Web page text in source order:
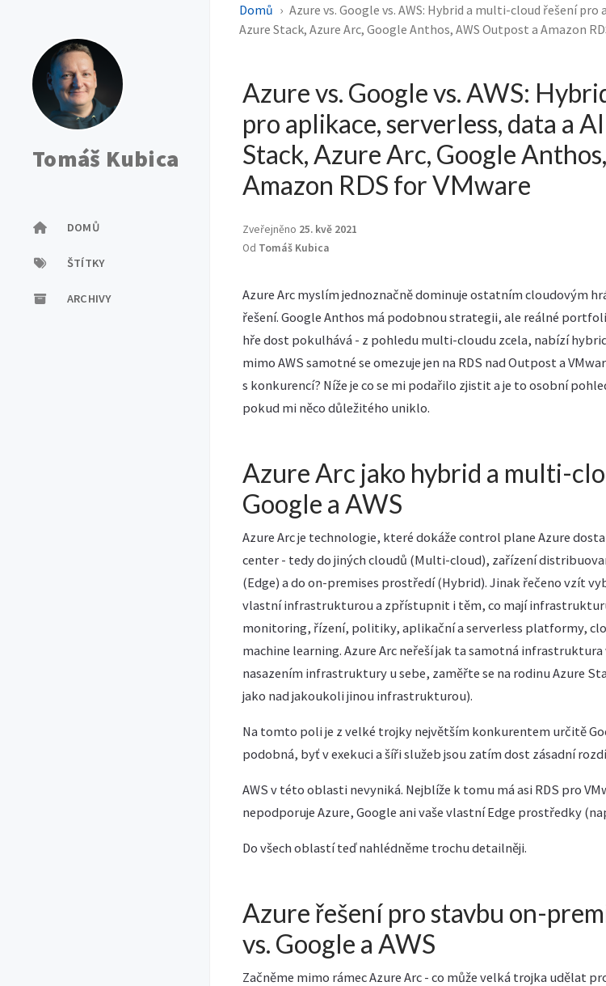
Tomáš Kubica
DOMŮ
ŠTÍTKY
ARCHIVY
Domů
Azure vs. Google vs. AWS: Hybrid a multi-cloud řešení
Azure Stack, Azure Arc, Google Anthos, AWS Outpost a Amazon
Azure vs. Google vs. AWS:
pro aplikace, serverless, data a
Stack, Azure Arc, Google
Amazon RDS for VMware
Zveřejněno 25. kvě 2021
Od Tomáš Kubica
Azure Arc myslím jednoznačně dominuje ostatním cloudovým
řešení. Google Anthos má podobnou strategii, ale reálné
hře dost pokulhává - z pohledu multi-cloudu zcela, nabízí
mimo AWS samotné se omezuje jen na RDS nad Outpost a
s konkurencí? Níže je co se mi podařilo zjistit a je to osobní
pokud mi něco důležitého uniklo.
Azure Arc jako hybrid a multi-
Google a AWS
Azure Arc je technologie, které dokáže control plane Azure
center - tedy do jiných cloudů (Multi-cloud), zařízení
(Edge) a do on-premises prostředí (Hybrid). Jinak řečeno vzít
vlastní infrastrukturou a zpřístupnit i těm, co mají
monitoring, řízení, politiky, aplikační a serverless platformy,
machine learning. Azure Arc neřeší jak ta samotná
nasazením infrastruktury u sebe, zaměřte se na rodinu Azure
jako nad jakoukoli jinou infrastrukturou).
Na tomto poli je z velké trojky největším konkurentem určitě
podobná, byť v exekuci a šíři služeb jsou zatím dost zásadní
AWS v této oblasti nevyniká. Nejblíže k tomu má asi RDS pro
nepodporuje Azure, Google ani vaše vlastní Edge prostředky
Do všech oblastí teď nahlédněme trochu detailněji.
Azure řešení pro stavbu on-
vs. Google a AWS
Začněme mimo rámec Azure Arc - co může velká trojka udělat